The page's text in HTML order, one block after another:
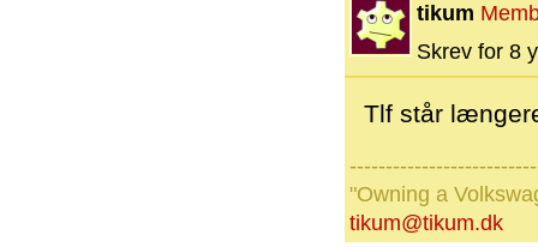
tikum
Skrev for 8
Tlf står
"Owning a
tikum@tikum.dk